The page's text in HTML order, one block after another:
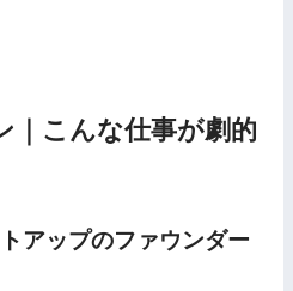
｜こんな仕事が劇的
アップのファウンダー